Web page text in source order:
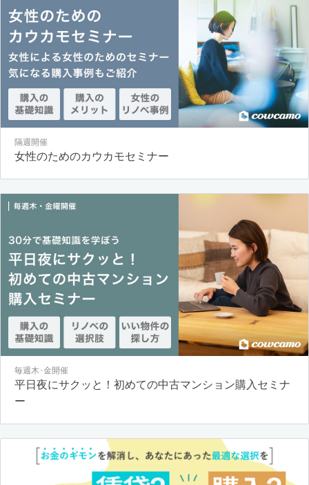
隔週開催
女性のためのカウカモセミナー
毎週木･金開催
平日夜にサクッと！初めての中古マンション購入セミナ
ー